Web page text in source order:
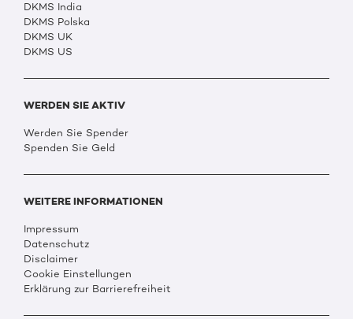
DKMS India
DKMS Polska
DKMS UK
DKMS US
WERDEN SIE AKTIV
Werden Sie Spender
Spenden Sie Geld
WEITERE INFORMATIONEN
Impressum
Datenschutz
Disclaimer
Cookie Einstellungen
Erklärung zur Barrierefreiheit